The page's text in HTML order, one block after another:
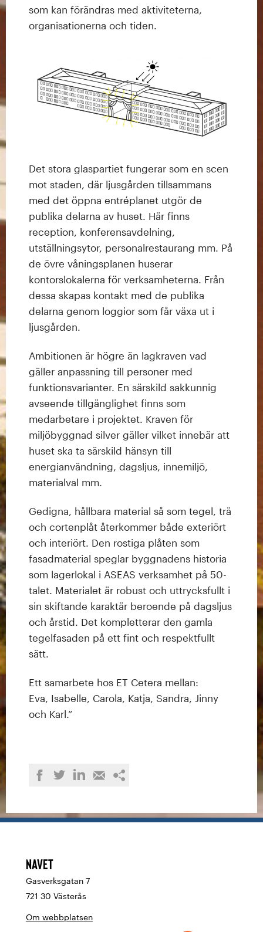
som kan förändras med aktiviteterna,
organisationerna och tiden.
Det stora glaspartiet fungerar som en scen
mot staden, där ljusgården tillsammans
med det öppna entréplanet utgör de
publika delarna av huset. Här finns
reception, konferensavdelning,
utställningsytor, personalrestaurang mm. På
de övre våningsplanen huserar
kontorslokalerna för verksamheterna. Från
dessa skapas kontakt med de publika
delarna genom loggior som får växa ut i
ljusgården.
Ambitionen är högre än lagkraven vad
gäller anpassning till personer med
funktionsvarianter. En särskild sakkunnig
avseende tillgänglighet finns som
medarbetare i projektet. Kraven för
miljöbyggnad silver gäller vilket innebär att
huset ska ta särskild hänsyn till
energianvändning, dagsljus, innemiljö,
materialval mm.
Gedigna, hållbara material så som tegel, trä
och cortenplåt återkommer både exteriört
och interiört. Den rostiga plåten som
fasadmaterial speglar byggnadens historia
som lagerlokal i ASEAS verksamhet på 50-
talet. Materialet är robust och uttrycksfullt i
sin skiftande karaktär beroende på dagsljus
och årstid. Det kompletterar den gamla
tegelfasaden på ett fint och respektfullt
sätt.
Ett samarbete hos ET Cetera mellan:
Eva, Isabelle, Carola, Katja, Sandra, Jinny
och Karl.”
DelaDelaDelaDela
post
Kopiera
Navet
Gasverksgatan 7
721 30 Västerås
Om webbplatsen